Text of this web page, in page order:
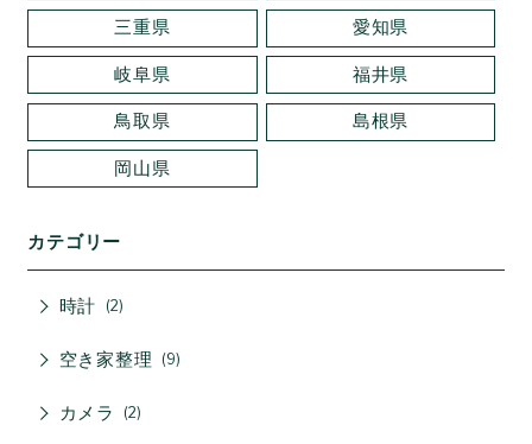
三重県 愛知県
岐阜県 福井県
鳥取県 島根県
岡山県
カテゴリー
時計 2
空き家整理 9
カメラ 2